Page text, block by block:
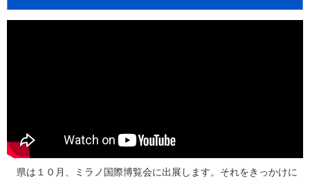
県は１０月、ミラノ国際博覧会に出展します。それをきっかけに